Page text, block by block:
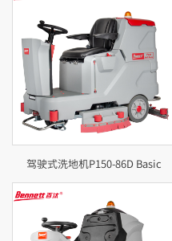
驾驶式洗地机P150-86D Basic